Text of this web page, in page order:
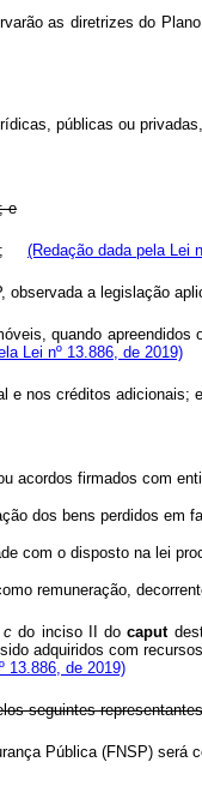
as diretrizes do
públicas ou
e
(Redação dada pela Lei
observada a legislação
quando
Lei nº 13.886, de 2019)
e nos créditos adicionais; e
acordos firmados com
dos bens perdidos
com o disposto na lei
remuneração,
c do inciso II docaput
adquiridos com
13.886, de 2019)
seguintes
Pública (FNSP)